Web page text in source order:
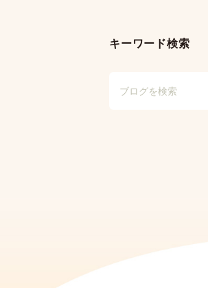
キーワード検索